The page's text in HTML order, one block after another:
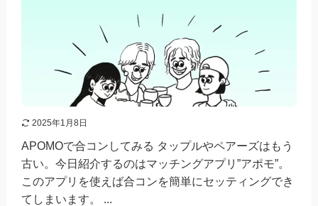
2025年1月8日
APOMOで合コンしてみる タップルやペアーズはもう
古い。今日紹介するのはマッチングアプリ”アポモ”。
このアプリを使えば合コンを簡単にセッティングでき
てしまいます。 ...